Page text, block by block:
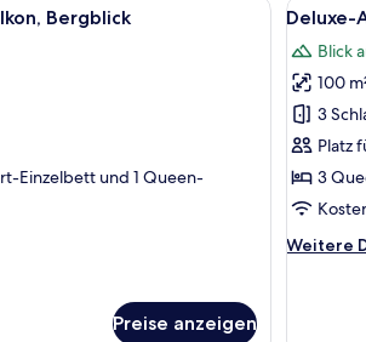
Bergblick
Einzelbett und 1 Queen-
Preise anzeigen
Fotos
für
Deluxe-
Betten,
27
Deluxe-
Blick
100
3
Platz
3
Weitere
Weitere